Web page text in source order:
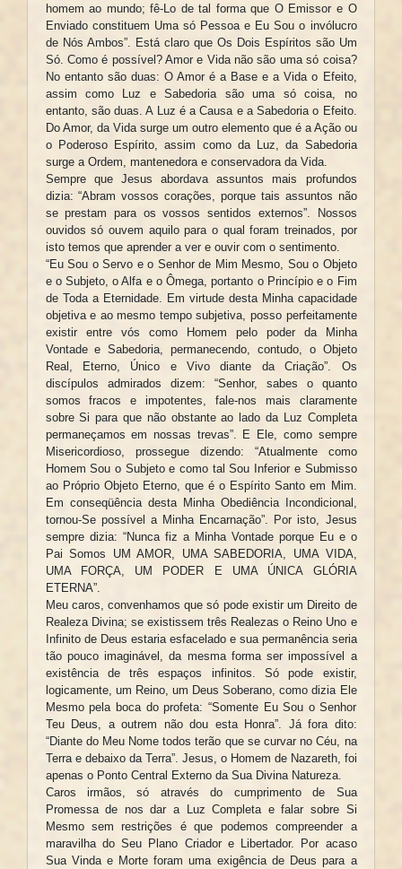
homem ao mundo; fê-Lo de tal forma que O Emissor e O
Enviado constituem Uma só Pessoa e Eu Sou o invólucro
de Nós Ambos”. Está claro que Os Dois Espíritos são Um
Só. Como é possível? Amor e Vida não são uma só coisa?
No entanto são duas: O Amor é a Base e a Vida o Efeito,
assim como Luz e Sabedoria são uma só coisa, no
entanto, são duas. A Luz é a Causa e a Sabedoria o Efeito.
Do Amor, da Vida surge um outro elemento que é a Ação ou
o Poderoso Espírito, assim como da Luz, da Sabedoria
surge a Ordem, mantenedora e conservadora da Vida.
Sempre que Jesus abordava assuntos mais profundos
dizia: “Abram vossos corações, porque tais assuntos não
se prestam para os vossos sentidos externos”. Nossos
ouvidos só ouvem aquilo para o qual foram treinados, por
isto temos que aprender a ver e ouvir com o sentimento.
“Eu Sou o Servo e o Senhor de Mim Mesmo, Sou o Objeto
e o Subjeto, o Alfa e o Ômega, portanto o Princípio e o Fim
de Toda a Eternidade. Em virtude desta Minha capacidade
objetiva e ao mesmo tempo subjetiva, posso perfeitamente
existir entre vós como Homem pelo poder da Minha
Vontade e Sabedoria, permanecendo, contudo, o Objeto
Real, Eterno, Único e Vivo diante da Criação”. Os
discípulos admirados dizem: “Senhor, sabes o quanto
somos fracos e impotentes, fale-nos mais claramente
sobre Si para que não obstante ao lado da Luz Completa
permaneçamos em nossas trevas”. E Ele, como sempre
Misericordioso, prossegue dizendo: “Atualmente como
Homem Sou o Subjeto e como tal Sou Inferior e Submisso
ao Próprio Objeto Eterno, que é o Espírito Santo em Mim.
Em conseqüência desta Minha Obediência Incondicional,
tornou-Se possível a Minha Encarnação”. Por isto, Jesus
sempre dizia: “Nunca fiz a Minha Vontade porque Eu e o
Pai Somos UM AMOR, UMA SABEDORIA, UMA VIDA,
UMA FORÇA, UM PODER E UMA ÚNICA GLÓRIA
ETERNA”.
Meu caros, convenhamos que só pode existir um Direito de
Realeza Divina; se existissem três Realezas o Reino Uno e
Infinito de Deus estaria esfacelado e sua permanência seria
tão pouco imaginável, da mesma forma ser impossível a
existência de três espaços infinitos. Só pode existir,
logicamente, um Reino, um Deus Soberano, como dizia Ele
Mesmo pela boca do profeta: “Somente Eu Sou o Senhor
Teu Deus, a outrem não dou esta Honra”. Já fora dito:
“Diante do Meu Nome todos terão que se curvar no Céu, na
Terra e debaixo da Terra”. Jesus, o Homem de Nazareth, foi
apenas o Ponto Central Externo da Sua Divina Natureza.
Caros irmãos, só através do cumprimento de Sua
Promessa de nos dar a Luz Completa e falar sobre Si
Mesmo sem restrições é que podemos compreender a
maravilha do Seu Plano Criador e Libertador. Por acaso
Sua Vinda e Morte foram uma exigência de Deus para a